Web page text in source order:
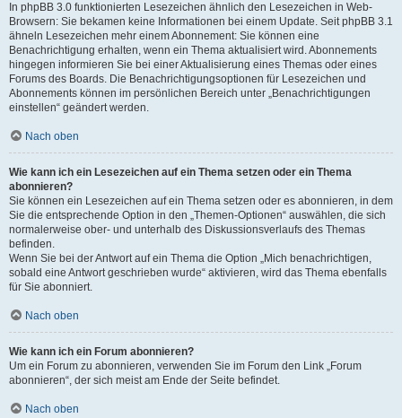
In phpBB 3.0 funktionierten Lesezeichen ähnlich den Lesezeichen in Web-
Browsern: Sie bekamen keine Informationen bei einem Update. Seit phpBB 3.1
ähneln Lesezeichen mehr einem Abonnement: Sie können eine
Benachrichtigung erhalten, wenn ein Thema aktualisiert wird. Abonnements
hingegen informieren Sie bei einer Aktualisierung eines Themas oder eines
Forums des Boards. Die Benachrichtigungsoptionen für Lesezeichen und
Abonnements können im persönlichen Bereich unter „Benachrichtigungen
einstellen“ geändert werden.
Nach oben
Wie kann ich ein Lesezeichen auf ein Thema setzen oder ein Thema
abonnieren?
Sie können ein Lesezeichen auf ein Thema setzen oder es abonnieren, in dem
Sie die entsprechende Option in den „Themen-Optionen“ auswählen, die sich
normalerweise ober- und unterhalb des Diskussionsverlaufs des Themas
befinden.
Wenn Sie bei der Antwort auf ein Thema die Option „Mich benachrichtigen,
sobald eine Antwort geschrieben wurde“ aktivieren, wird das Thema ebenfalls
für Sie abonniert.
Nach oben
Wie kann ich ein Forum abonnieren?
Um ein Forum zu abonnieren, verwenden Sie im Forum den Link „Forum
abonnieren“, der sich meist am Ende der Seite befindet.
Nach oben